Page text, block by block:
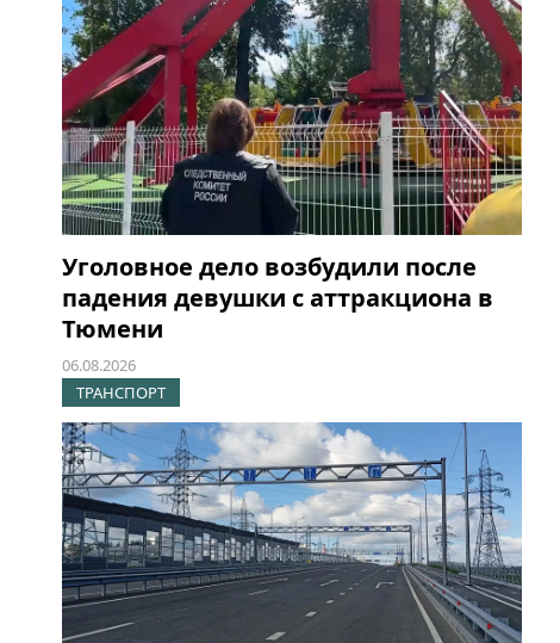
Уголовное дело возбудили после
падения девушки с аттракциона в
Тюмени
06.08.2026
ТРАНСПОРТ